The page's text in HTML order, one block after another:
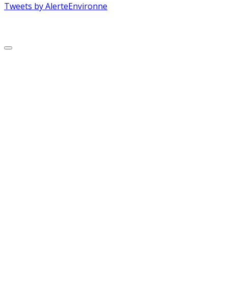
Tweets by AlerteEnvironne
Scroll